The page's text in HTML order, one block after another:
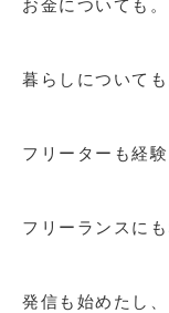
暮らしについても
フリーターも経験
フリーランスにも
発信も始めたし、